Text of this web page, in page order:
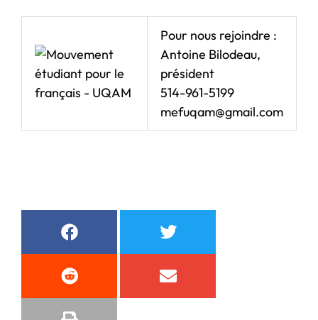
Pour nous rejoindre :
Antoine Bilodeau,
président
514-961-5199
mefuqam@gmail.com